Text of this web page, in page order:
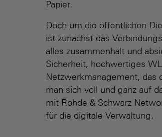
Papier.
Doch um die öffentlichen
ist zunächst das
alles zusammenhält und
Sicherheit, hochwertiges
Netzwerk­management, das
man sich voll und ganz auf
mit Rohde & Schwarz
für die digitale Verwaltung.